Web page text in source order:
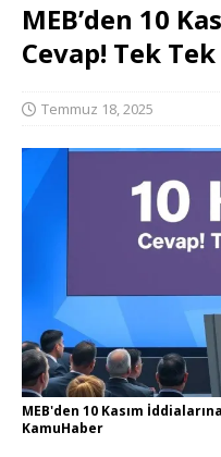
MEB’den 10
Cevap! Tek Tek
Temmuz 18, 2025
MEB'den 10 Kasım
KamuHaber